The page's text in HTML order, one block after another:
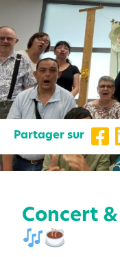
Partager sur
Concert